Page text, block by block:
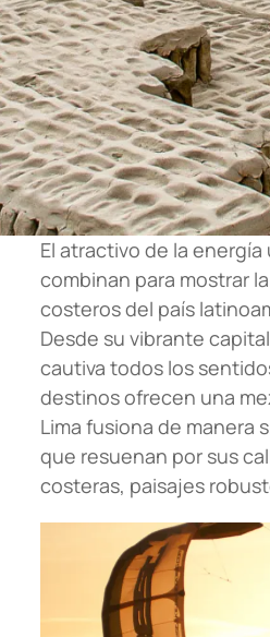
El atractivo de la
combinan para mostrar
costeros del país
Desde su vibrante
cautiva todos los
destinos ofrecen una
Lima fusiona de manera
que resuenan por sus
costeras, paisajes